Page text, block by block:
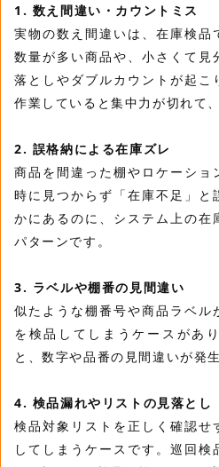
1. 数え間違い・カウントミス
実物の数え間違いは、在庫検品
数量が多い商品や、小さくて見
落としやダブルカウントが起こ
作業していると集中力が切れて
2. 誤格納による在庫ズレ
商品を間違った棚やロケーショ
時に見つからず「在庫不足」と
かにあるのに、システム上の在
パターンです。
3. ラベルや棚番の見間違い
似たような棚番号や商品ラベル
を検品してしまうケースがあ
と、数字や品番の見間違いが発
4. 検品漏れやリストの見落とし
検品対象リストを正しく確認
してしまうケースです。巡回